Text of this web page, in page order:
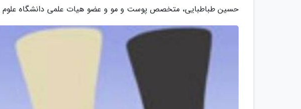
حسین طباطبایی، متخصص پوست و مو و عضو هیات علمی دانشگاه علوم